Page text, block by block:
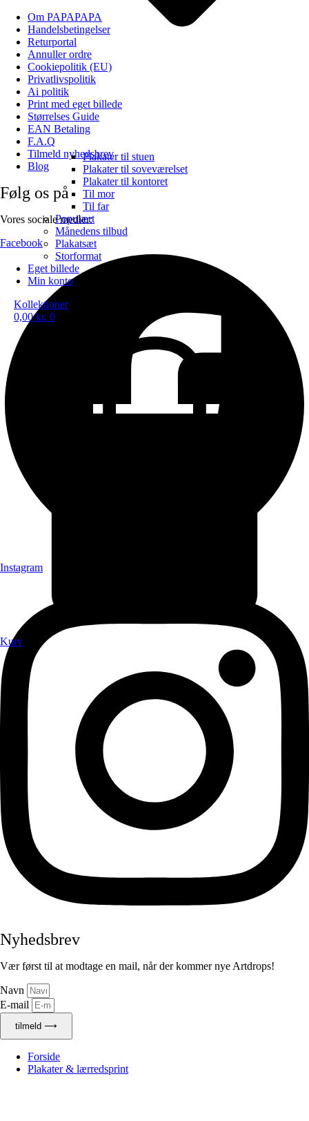
Plakater til stuen
Plakater til soveværelset
Plakater til kontoret
Til mor
Til far
Populært
Månedens tilbud
Plakatsæt
Storformat
Eget billede
Min konto
Kollektioner
0,00kr. 0
Kurv
Om PAPAPAPA
Handelsbetingelser
Returportal
Annuller ordre
Cookiepolitik (EU)
Privatlivspolitik
Ai politik
Print med eget billede
Størrelses Guide
EAN Betaling
F.A.Q
Tilmeld nyhedsbrev
Blog
Følg os på
Vores sociale medier:
Facebook
Instagram
Nyhedsbrev
Vær først til at modtage en mail, når der kommer nye Artdrops!
Navn
E-mail
tilmeld ⟶
Forside
Plakater & lærredsprint